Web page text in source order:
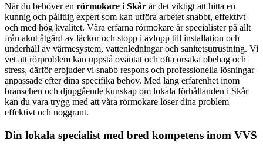
När du behöver en rörmokare i Skår är det viktigt att hitta en
kunnig och pålitlig expert som kan utföra arbetet snabbt, effektivt
och med hög kvalitet. Våra erfarna rörmokare är specialister på allt
från akut åtgärd av läckor och stopp i avlopp till installation och
underhåll av värmesystem, vattenledningar och sanitetsutrustning. Vi
vet att rörproblem kan uppstå oväntat och ofta orsaka obehag och
stress, därför erbjuder vi snabb respons och professionella lösningar
anpassade efter dina specifika behov. Med lång erfarenhet inom
branschen och djupgående kunskap om lokala förhållanden i Skår
kan du vara trygg med att våra rörmokare löser dina problem
effektivt och noggrant.
Din lokala specialist med bred kompetens inom VVS